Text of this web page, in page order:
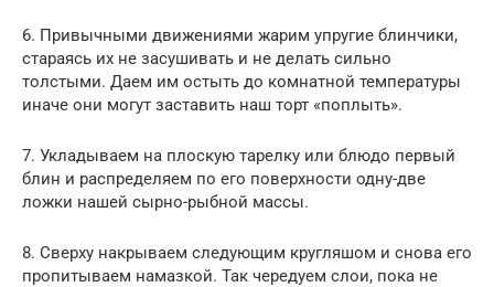
6. Привычными движениями жарим упругие блинчики,
стараясь их не засушивать и не делать сильно
толстыми. Даем им остыть до комнатной температуры
иначе они могут заставить наш торт «поплыть».
7. Укладываем на плоскую тарелку или блюдо первый
блин и распределяем по его поверхности одну-две
ложки нашей сырно-рыбной массы.
8. Сверху накрываем следующим кругляшом и снова его
пропитываем намазкой. Так чередуем слои, пока не